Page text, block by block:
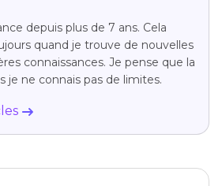
depuis plus de 7 ans. Cela
quand je trouve de nouvelles
connaissances. Je pense que la
je ne connais pas de limites.